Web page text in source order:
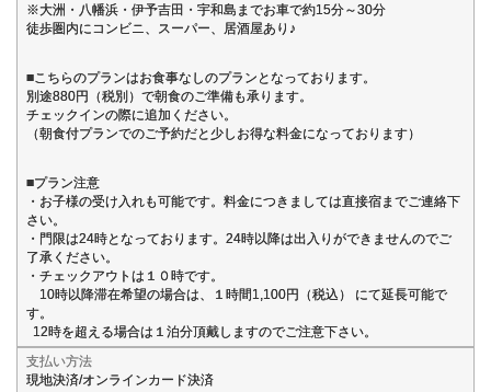
※大洲・八幡浜・伊予吉田・宇和島までお車で約15分～30分
徒歩圏内にコンビニ、スーパー、居酒屋あり♪
■こちらのプランはお食事なしのプランとなっております。
別途880円（税別）で朝食のご準備も承ります。
チェックインの際に追加ください。
（朝食付プランでのご予約だと少しお得な料金になっております）
■プラン注意
・お子様の受け入れも可能です。料金につきましては直接宿までご連絡下
さい。
・門限は24時となっております。24時以降は出入りができませんのでご
了承ください。
・チェックアウトは１０時です。
10時以降滞在希望の場合は、１時間1,100円（税込） にて延長可能で
す。
12時を超える場合は１泊分頂戴しますのでご注意下さい。
支払い方法
現地決済/オンラインカード決済